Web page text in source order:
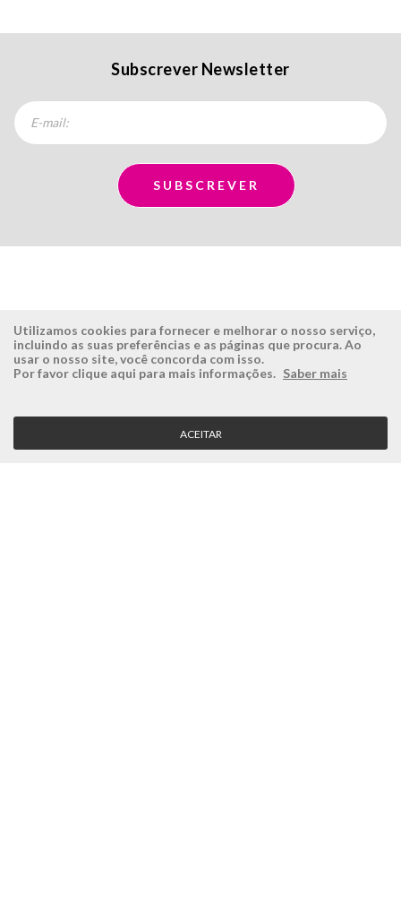
Subscrever Newsletter
ÉSISTEMAS
Empresa
Visão, Missão e Valores
ÁREA RESERVADA
Login
Recuperar Password
Utilizamos cookies para fornecer e melhorar o nosso serviço,
incluindo as suas preferências e as páginas que procura. Ao
usar o nosso site, você concorda com isso.
Por favor clique aqui para mais informações. Saber mais
ACEITAR